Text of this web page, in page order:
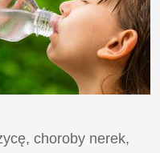
choroby nerek,